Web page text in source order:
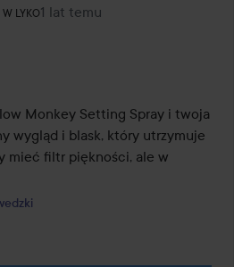
LYKOZatrudnieni w Lyko.
1 lat temu
Post został utworzony 1 lat
Monkey Setting Spray i twoja
wygląd i blask, który utrzymuje
mieć filtr piękności, ale w